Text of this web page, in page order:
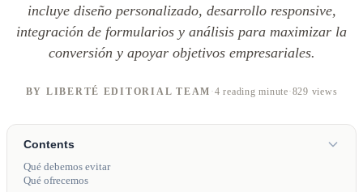
incluye diseño personalizado, desarrollo responsive,
integración de formularios y análisis para maximizar la
conversión y apoyar objetivos empresariales.
BY LIBERTÉ EDITORIAL TEAM ·4 reading minute·829 views
Contents
Qué debemos evitar
Qué ofrecemos